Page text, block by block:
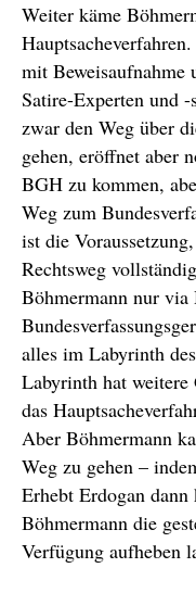
Weiter käme
mit
Satire-Experten und -
zwar den Weg über
gehen, eröffnet aber
BGH zu kommen,
Weg zum
ist die
Rechtsweg
Böhmermann nur via
alles im Labyrinth
Labyrinth hat weitere
das
Aber Böhmermann
Weg zu gehen –
Erhebt Erdogan
Böhmermann die
Verfügung aufheben